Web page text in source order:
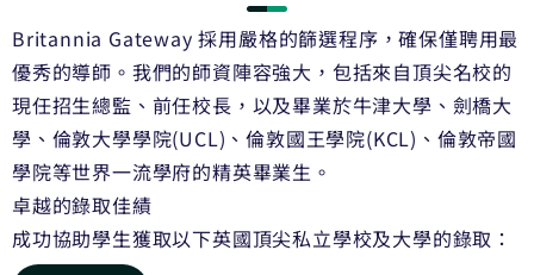
Britannia Gateway 採用嚴格的篩選程序，確保僅聘用最
優秀的導師。我們的師資陣容強大，包括來自頂尖名校的
現任招生總監、前任校長，以及畢業於牛津大學、劍橋大
學、倫敦大學學院(UCL)、倫敦國王學院(KCL)、倫敦帝國
學院等世界一流學府的精英畢業生。
卓越的錄取佳績
成功協助學生獲取以下英國頂尖私立學校及大學的錄取：